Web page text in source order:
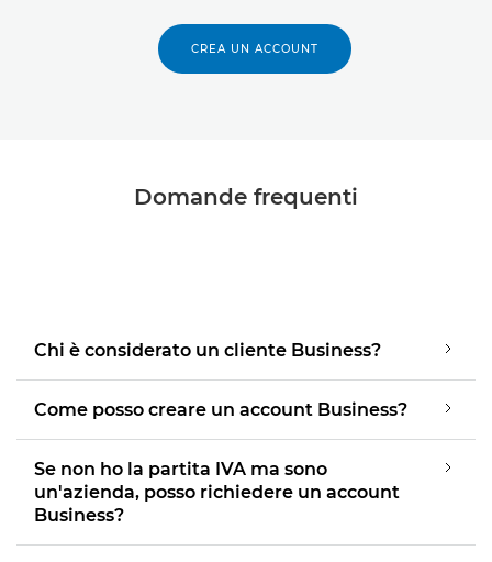
CREA UN ACCOUNT
Domande frequenti
Chi è considerato un cliente Business?
Come posso creare un account Business?
Se non ho la partita IVA ma sono
un'azienda, posso richiedere un account
Business?